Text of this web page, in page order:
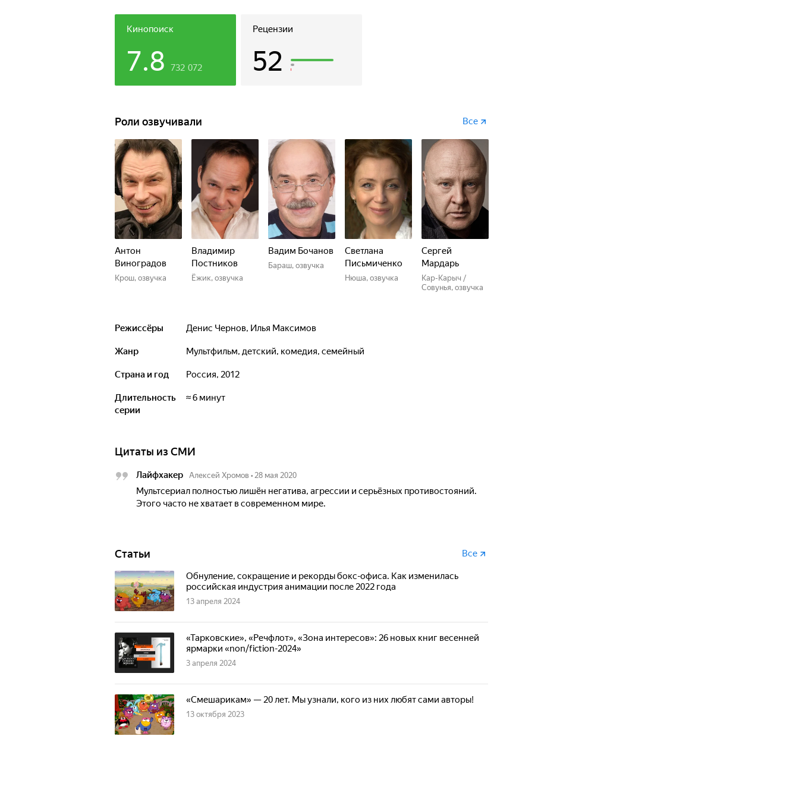
Кинопоиск
7.8 732 072
Рецензии
52
Роли озвучивали Все
Антон
Виноградов
Крош, озвучка
Владимир
Постников
Ёжик, озвучка
Вадим Бочанов
Бараш, озвучка
Светлана
Письмиченко
Нюша, озвучка
Сергей
Мардарь
Кар-Карыч /
Совунья, озвучка
Режиссёры Денис Чернов, Илья Максимов
Жанр мультфильм, детский, комедия, семейный
Страна и год Россия, 2012
Длительность
серии
≈ 6 минут
Цитаты из СМИ
Лайфхакер Алексей Хромов • 28 мая 2020
Мультсериал полностью лишён негатива, агрессии и серьёзных противостояний.
Этого часто не хватает в современном мире.
Статьи Все
Обнуление, сокращение и рекорды бокс-офиса. Как изменилась
российская индустрия анимации после 2022 года
13 апреля 2024
«Тарковские», «Речфлот», «Зона интересов»: 26 новых книг весенней
ярмарки «non/fiction-2024»
3 апреля 2024
«Смешарикам» — 20 лет. Мы узнали, кого из них любят сами авторы!
13 октября 2023